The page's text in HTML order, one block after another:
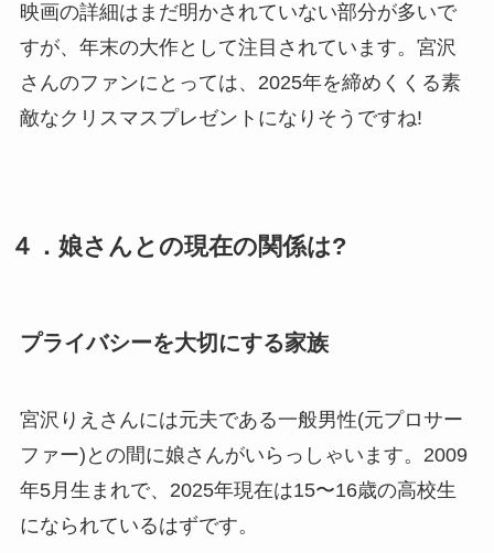
映画の詳細はまだ明かされていない部分が多いで
すが、年末の大作として注目されています。宮沢
さんのファンにとっては、2025年を締めくくる素
敵なクリスマスプレゼントになりそうですね!
４．娘さんとの現在の関係は?
プライバシーを大切にする家族
宮沢りえさんには元夫である一般男性(元プロサー
ファー)との間に娘さんがいらっしゃいます。2009
年5月生まれで、2025年現在は15〜16歳の高校生
になられているはずです。